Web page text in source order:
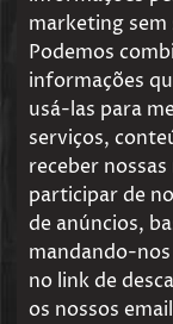
marketing
Podemos
informações
usá-las para
serviços,
receber
participar de
de anúncios,
mandando-
no link de
os nossos